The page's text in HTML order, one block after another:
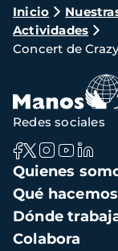
Ruta
de
Inicio
Actividades
Concert de
Navegación
principal
Quienes
Qué hacemos
Dónde
Colabora
Redes sociales